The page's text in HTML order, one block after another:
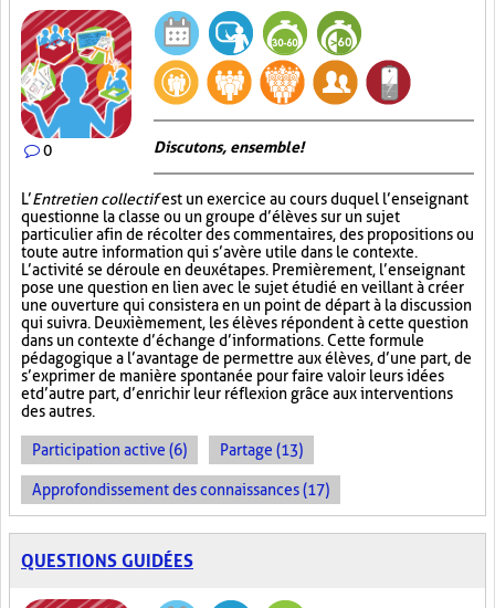
0 Discutons, ensemble!
L’Entretien collectifest un exercice au cours duquel l’enseignant
questionne la classe ou un groupe d’élèves sur un sujet
particulier afin de récolter des commentaires, des propositions ou
toute autre information qui s’avère utile dans le contexte.
L’activité se déroule en deux étapes. Premièrement, l’enseignant
pose une question en lien avec le sujet étudié en veillant à créer
une ouverture qui consistera en un point de départ à la discussion
qui suivra. Deuxièmement, les élèves répondent à cette question
dans un contexte d’échange d’informations. Cette formule
pédagogique a l’avantage de permettre aux élèves, d’une part, de
s’exprimer de manière spontanée pour faire valoir leurs idées
et d’autre part, d’enrichir leur réflexion grâce aux interventions
des autres.
Participation active (6) Partage (13)
Approfondissement des connaissances (17)
QUESTIONS GUIDÉES